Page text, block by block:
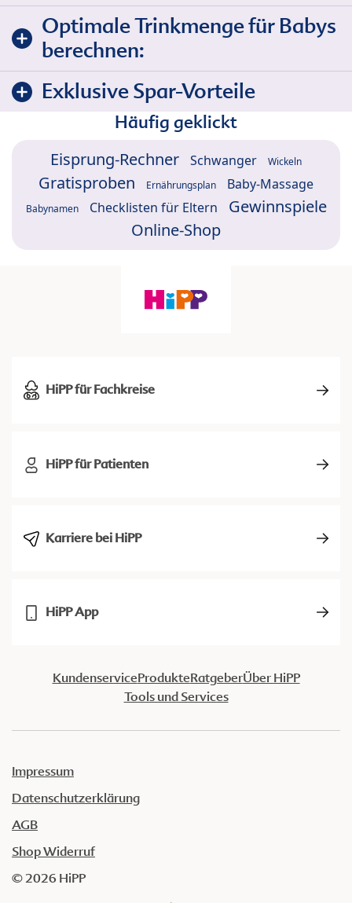
Optimale Trinkmenge für Babys
berechnen:
Exklusive Spar-Vorteile
Häufig geklickt
Eisprung-Rechner Schwanger Wickeln
Gratisproben Ernährungsplan Baby-Massage
Babynamen Checklisten für Eltern
Gewinnspiele
Online-Shop
HiPP für Fachkreise
HiPP für Patienten
Karriere bei HiPP
HiPP App
KundenserviceProdukteRatgeberÜber HiPP
Tools und Services
Impressum
Datenschutzerklärung
AGB
Shop Widerruf
© 2026 HiPP